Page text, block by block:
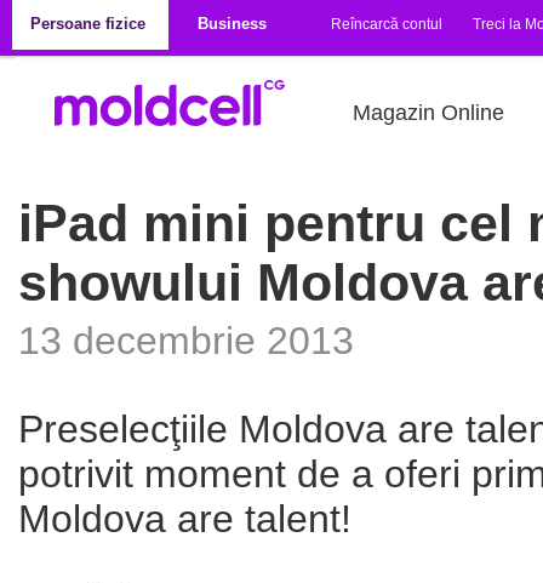
Persoane fizice
Business Reîncarcă contul Treci la
Magazin Online
iPad mini pentru cel
showului Moldova
13 decembrie 2013
Preselecţiile Moldova are
potrivit moment de a oferi
Moldova are talent!